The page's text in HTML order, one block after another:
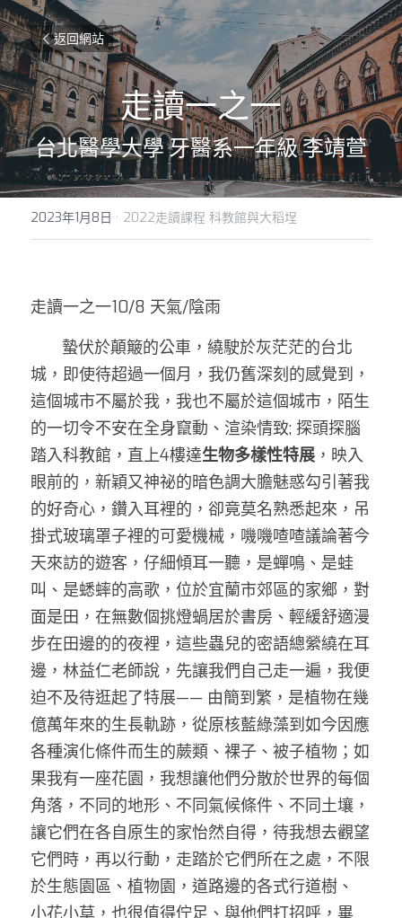
返回網站
走讀一之一
台北醫學大學 牙醫系一年級 李靖萱
2023年1月8日 · 2022走讀課程 科教館與大稻埕
走讀一之一10/8 天氣/陰雨
城，即使待超過一個月，我仍舊深刻的感覺到，
這個城市不屬於我，我也不屬於這個城市，陌生
的一切令不安在全身竄動、渲染情致; 探頭探腦
踏入科教館，直上4樓達生物多樣性特展 ，映入
眼前的，新穎又神祕的暗色調大膽魅惑勾引著我
的好奇心，鑽入耳裡的，卻竟莫名熟悉起來，吊
掛式玻璃罩子裡的可愛機械，嘰嘰喳喳議論著今
天來訪的遊客，仔細傾耳一聽，是蟬鳴、是蛙
叫、是蟋蟀的高歌，位於宜蘭市郊區的家鄉，對
面是田，在無數個挑燈蝸居於書房、輕緩舒適漫
步在田邊的的夜裡，這些蟲兒的密語總縈繞在耳
邊，林益仁老師說，先讓我們自己走一遍，我便
迫不及待逛起了特展—— 由簡到繁，是植物在幾
億萬年來的生長軌跡，從原核藍綠藻到如今因應
各種演化條件而生的蕨類、裸子、被子植物；如
果我有一座花園，我想讓他們分散於世界的每個
角落，不同的地形、不同氣候條件、不同土壤，
讓它們在各自原生的家怡然自得，待我想去觀望
它們時，再以行動，走踏於它們所在之處，不限
於生態園區、植物園，道路邊的各式行道樹、
小花小草，也很值得佇足、與他們打招呼，畢